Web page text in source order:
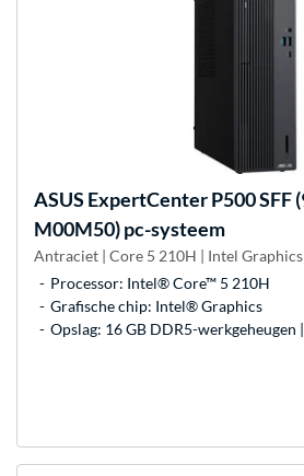
ASUS ExpertCenter P500 SFF
M00M50) pc-systeem
Antraciet | Core 5 210H | Intel Graphics
Processor: Intel® Core™ 5 210H
Grafische chip: Intel® Graphics
Opslag: 16 GB DDR5-werkgeheugen